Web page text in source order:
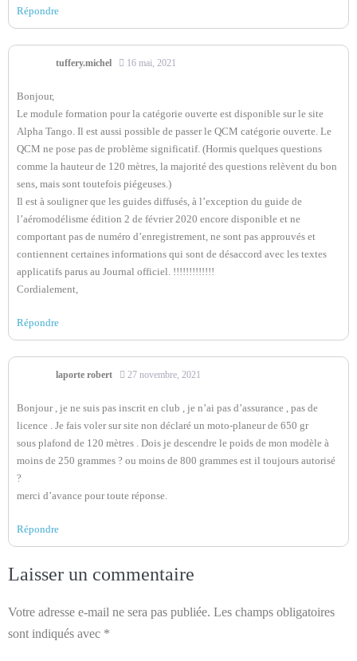
Répondre
tuffery.michel 16 mai, 2021
Bonjour,
Le module formation pour la catégorie ouverte est disponible sur le site
Alpha Tango. Il est aussi possible de passer le QCM catégorie ouverte. Le
QCM ne pose pas de problème significatif. (Hormis quelques questions
comme la hauteur de 120 mètres, la majorité des questions relèvent du bon
sens, mais sont toutefois piégeuses.)
Il est à souligner que les guides diffusés, à l’exception du guide de
l’aéromodélisme édition 2 de février 2020 encore disponible et ne
comportant pas de numéro d’enregistrement, ne sont pas approuvés et
contiennent certaines informations qui sont de désaccord avec les textes
applicatifs parus au Journal officiel. !!!!!!!!!!!!!
Cordialement,
Répondre
laporte robert 27 novembre, 2021
Bonjour , je ne suis pas inscrit en club , je n’ai pas d’assurance , pas de
licence . Je fais voler sur site non déclaré un moto-planeur de 650 gr
sous plafond de 120 mètres . Dois je descendre le poids de mon modèle à
moins de 250 grammes ? ou moins de 800 grammes est il toujours autorisé
?
merci d’avance pour toute réponse.
Répondre
Laisser un commentaire
Votre adresse e-mail ne sera pas publiée. Les champs obligatoires
sont indiqués avec *